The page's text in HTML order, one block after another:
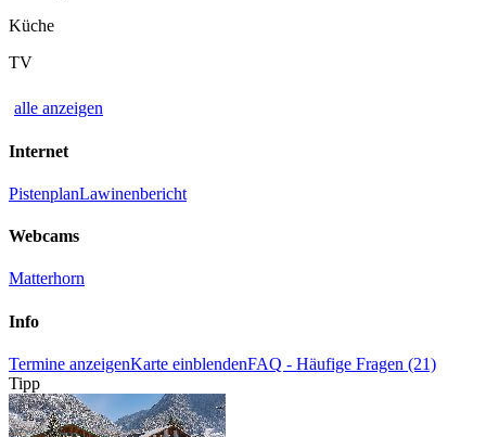
Küche
TV
alle anzeigen
Internet
PistenplanLawinenbericht
Webcams
Matterhorn
Info
Termine anzeigenKarte einblendenFAQ - Häufige Fragen (21)
Tipp